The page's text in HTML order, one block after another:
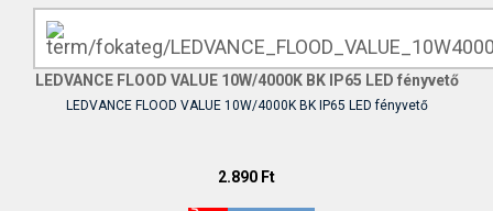
LEDVANCE FLOOD VALUE 10W/4000K BK IP65 LED fényvető
LEDVANCE FLOOD VALUE 10W/4000K BK IP65 LED fényvető
2.890 Ft